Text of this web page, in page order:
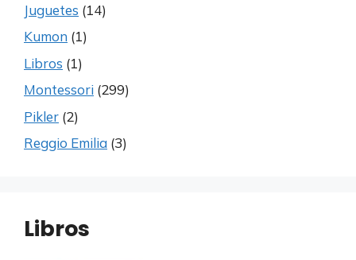
Juguetes (14)
Kumon (1)
Libros (1)
Montessori (299)
Pikler (2)
Reggio Emilia (3)
Libros